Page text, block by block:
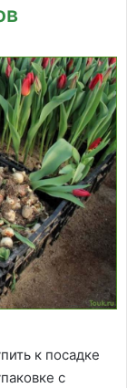
к посадке
с